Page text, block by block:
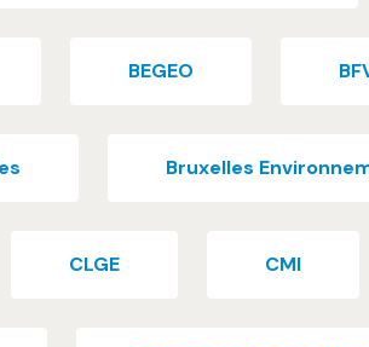
BEGEO
Bruxelles
CLGE CMI